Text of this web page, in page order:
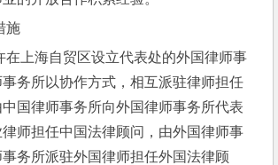
施
务所以协作方式，相互派驻律师担任
中国律师事务所向外国律师事务所代表
师担任中国法律顾问，由外国律师事
务所派驻外国律师担任外国法律顾